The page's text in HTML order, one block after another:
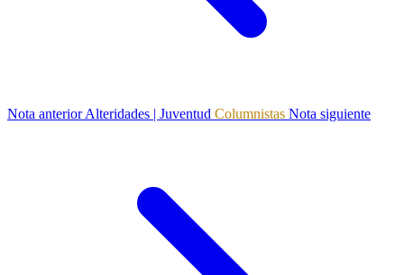
Nota anteriorAlteridades | Juventud Columnistas Nota siguiente